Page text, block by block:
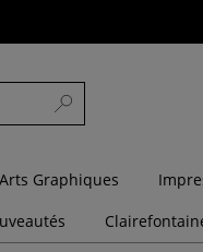
Arts Graphiques